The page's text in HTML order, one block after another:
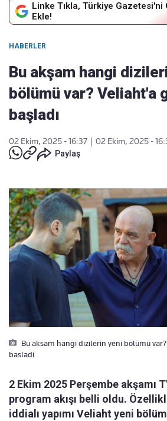
Linke Tıkla, Türkiye
Ekle!
HABERLER
Bu akşam hangi
bölümü var? Veliaht'a
başladı
02 Ekim, 2025 - 16:37
02 Ekim, 2025 -
Paylaş
Bu aksam hangi dizilerin yeni bölümü
basladi
2 Ekim 2025 Perşembe akşamı
program akışı belli oldu.
iddialı yapımı Veliaht yeni